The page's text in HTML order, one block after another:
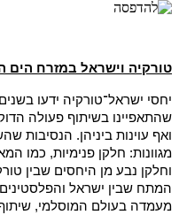
טורקיה וישראל במזרח הים
יחסי ישראל־טורקיה ידעו
שהתאפיינו בשיתוף פעולה
ואף עוינות ביניהן. הנסיבות
מגוונות: חלקן פנימיות, כמו
וחלקן נבע מן היחסים שבין
המתח שבין ישראל
מעמדה בעולם המוסלמי,